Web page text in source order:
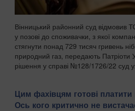
Вінницький районний суд відмовив
у позові до споживачки, з якої
стягнути понад 729 тисяч гривень
природний газ, передають Патріоти
рішення у справі №128/1726/22 суд
Цим фахівцям готові
Ось кого критично не